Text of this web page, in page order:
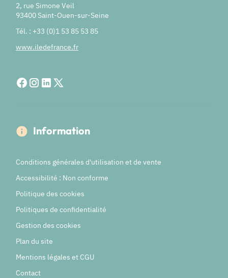
2, rue Simone Veil
93400 Saint-Ouen-sur-Seine
Tél. : +33 (0)1 53 85 53 85
www.iledefrance.fr
Information
Conditions générales d'utilisation et de vente
Accessibilité : Non conforme
Politique des cookies
Politiques de confidentialité
Gestion des cookies
Plan du site
Mentions légales et CGU
Contact